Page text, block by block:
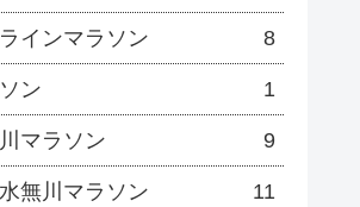
インマラソン 8
ン 1
マラソン 9
無川マラソン 11